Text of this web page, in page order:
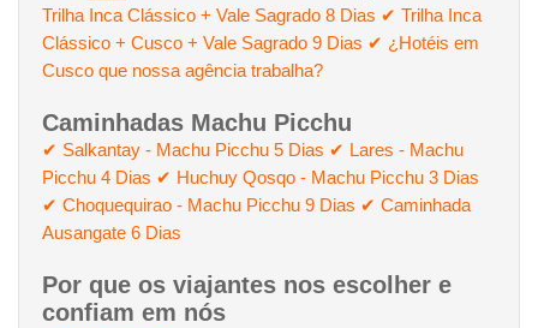
Trilha Inca Clássico + Vale Sagrado 8 Dias ✔ Trilha Inca
Clássico + Cusco + Vale Sagrado 9 Dias ✔ ¿Hotéis em
Cusco que nossa agência trabalha?
Caminhadas Machu Picchu
✔ Salkantay - Machu Picchu 5 Dias ✔ Lares - Machu
Picchu 4 Dias ✔ Huchuy Qosqo - Machu Picchu 3 Dias
✔ Choquequirao - Machu Picchu 9 Dias ✔ Caminhada
Ausangate 6 Dias
Por que os viajantes nos escolher e
confiam em nós